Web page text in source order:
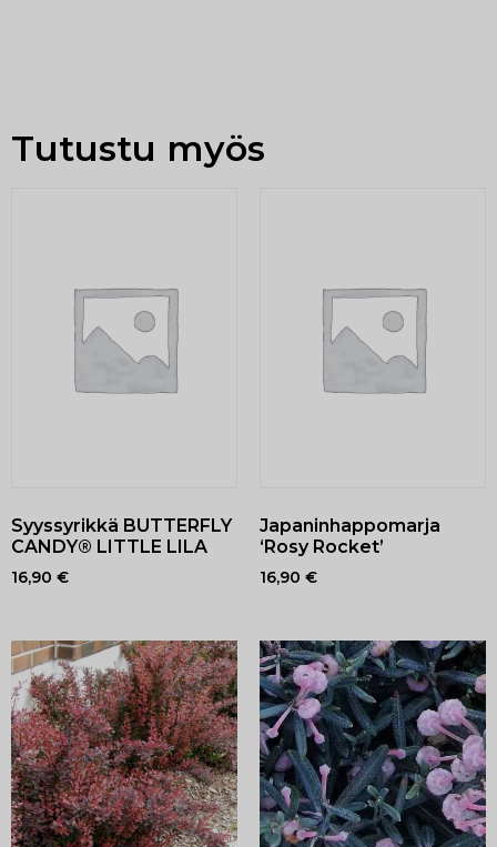
Tutustu myös
Syyssyrikkä BUTTERFLY
CANDY® LITTLE LILA
16,90 €
Japaninhappomarja
‘Rosy Rocket’
16,90 €